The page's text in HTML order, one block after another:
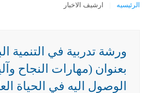
الرئيسيه ارشيف الاخبار
ورشة تدربية في التنمية
بعنوان (مهارات النجاح
الوصول اليه في الحياة